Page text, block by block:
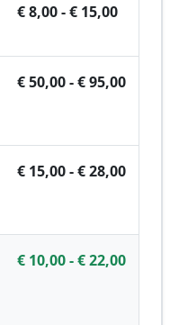
€ 8,00 - € 15,00
€ 50,00 - € 95,00
€ 15,00 - € 28,00
€ 10,00 - € 22,00